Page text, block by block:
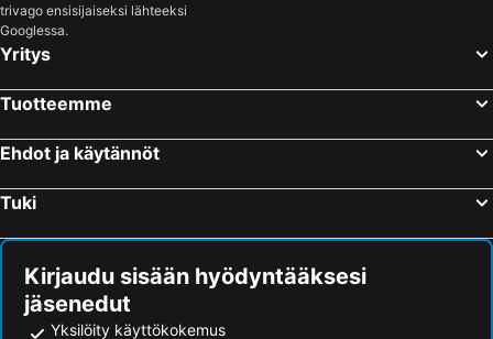
Hotellit – Lofoten
Hotellit – Ylläs
trivago ensisijaiseksi lähteeksi
Googlessa.
Yritys
Tuotteemme
Ehdot ja käytännöt
Tuki
Kirjaudu sisään hyödyntääksesi
jäsenedut
Yksilöity käyttökokemus